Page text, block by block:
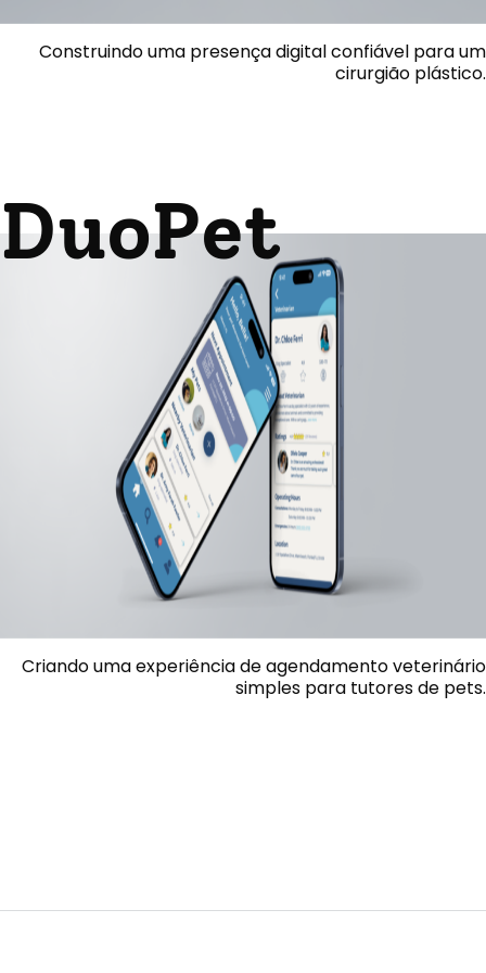
Construindo uma presença digital confiável para um
cirurgião plástico.
DuoPet
Criando uma experiência de agendamento veterinário
simples para tutores de pets.